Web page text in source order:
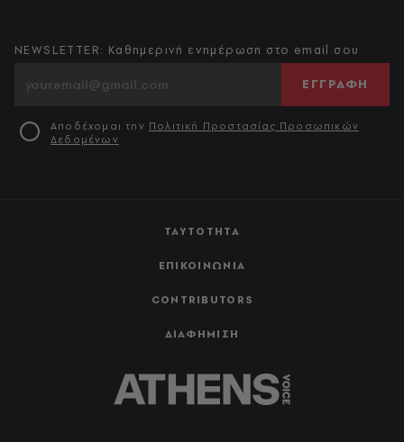
ΤΑΥΤΟΤΗΤΑ
ΕΠΙΚΟΙΝΩΝΙΑ
CONTRIBUTORS
ΔΙΑΦΗΜΙΣΗ
NEWSLETTER: Καθημερινή ενημέρωση στο email σου
ΕΓΓΡΑΦΗ
Αποδέχομαι την Πολιτική Προστασίας Προσωπικών
Δεδομένων